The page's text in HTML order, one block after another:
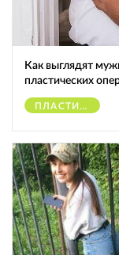
Как выглядят
пластических
ПЛАСТИЧЕСКИЕ ОПЕРАЦИИ